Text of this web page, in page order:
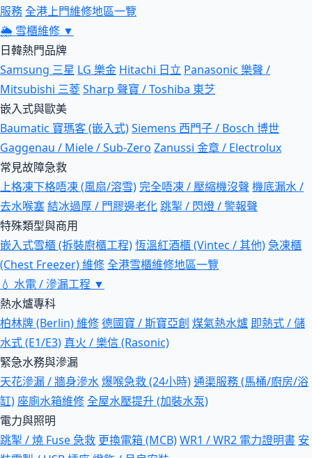
服務全港上門維修地區一覽
🌦 雪櫃維修 ▼
日韓熱門品牌
Samsung 三星 LG 樂金 Hitachi 日立 Panasonic 樂聲 /
Mitsubishi 三菱Sharp 聲寶 / Toshiba 東芝
嵌入式與歐美
Baumatic 寶瑪客 (嵌入式)Siemens 西門子 / Bosch 博世
Gaggenau / Miele / Sub-Zero Zanussi 金章 / Electrolux
常見故障急救
上格凍下格唔凍 (風扇/溶雪)完全唔凍 / 壓縮機沒聲 機底漏水 /
去水喉塞結冰過厚 / 門膠邊老化跳掣 / 閃燈 / 警報聲
特殊類型與商用
嵌入式雪櫃 (拆裝廚櫃工程)恆溫紅酒櫃 (Vintec / 其他)急凍櫃
(Chest Freezer) 維修全港雪櫃維修地區一覽
💧 水電 / 滲漏工程 ▼
熱水爐專科
柏林牌 (Berlin) 維修德國寶 / 斯寶亞創 煤氣熱水爐 即熱式 / 儲
水式 (E1/E3) 真火 / 樂信 (Rasonic)
緊急水務與滲漏
天花滲漏 / 牆身滲水爆喉急救 (24小時)通渠服務 (馬桶/廚房/浴
缸) 座廁水箱維修全屋水壓提升 (加裝水泵)
電力與照明
跳掣 / 燒 Fuse 急救 更換電箱 (MCB)WR1 / WR2 電力證明書 安